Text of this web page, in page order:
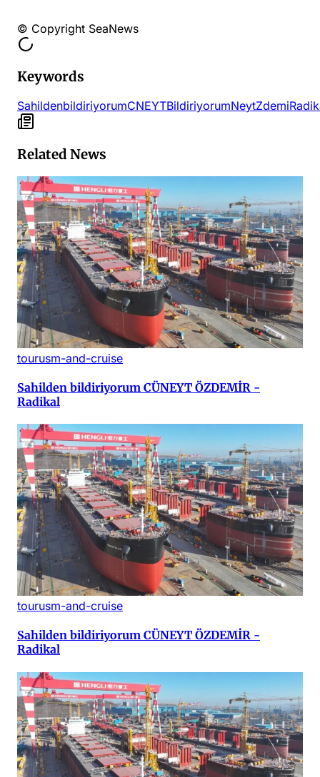
© Copyright SeaNews
Keywords
SahildenbildiriyorumCNEYTBildiriyorumNeytZdemi
Related News
tourusm-and-cruise
Sahilden bildiriyorum CÜNEYT ÖZDEMİR -
Radikal
tourusm-and-cruise
Sahilden bildiriyorum CÜNEYT ÖZDEMİR -
Radikal